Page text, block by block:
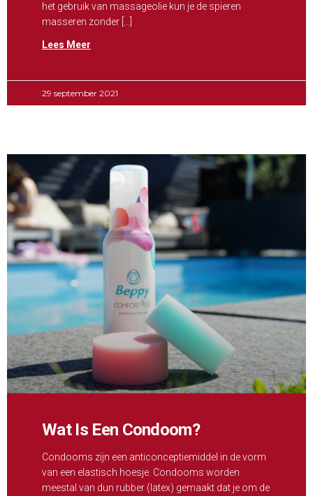
het gebruik van massageolie kun je de spieren
masseren zonder […]
Lees Meer
29 september 2021
Wat Is Een Condoom?
Condooms zijn een anticonceptiemiddel in de vorm
van een elastisch hoesje. Condooms worden
meestal van dun rubber (latex) gemaakt dat je om de